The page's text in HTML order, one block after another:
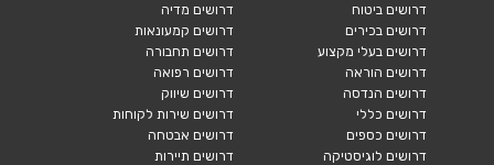
דרושים ביטוח
דרושים בכירים
דרושים בעלי מקצוע
דרושים הוראה
דרושים הנדסה
דרושים כללי
דרושים כספים
דרושים לוגיסטיקה
דרושים מדיה
דרושים קמעונאות
דרושים תחבורה
דרושים רפואה
דרושים שיווק
דרושים שירות לקוחות
דרושים אבטחה
דרושים תיירות